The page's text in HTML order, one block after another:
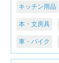
キッチン用品
本・文房具
車・バイク